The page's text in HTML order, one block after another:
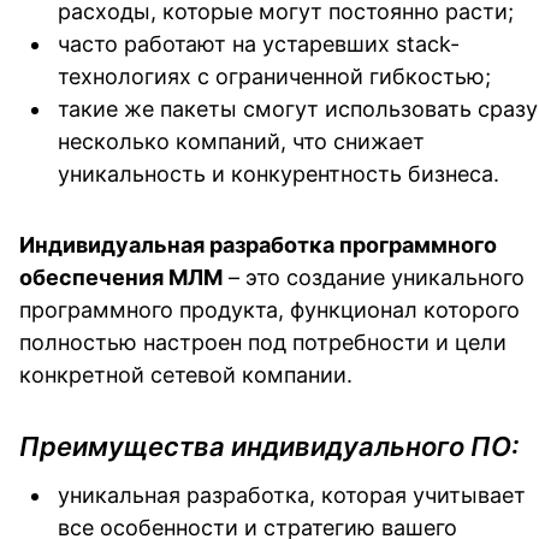
расходы, которые могут постоянно расти;
часто работают на устаревших stack-
технологиях с ограниченной гибкостью;
такие же пакеты смогут использовать сразу
несколько компаний, что снижает
уникальность и конкурентность бизнеса.
Индивидуальная разработка программного
обеспечения МЛМ – это создание уникального
программного продукта, функционал которого
полностью настроен под потребности и цели
конкретной сетевой компании.
Преимущества индивидуального ПО:
уникальная разработка, которая учитывает
все особенности и стратегию вашего